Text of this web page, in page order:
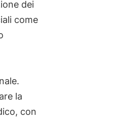
dei
come
la
con